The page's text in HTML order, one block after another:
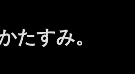
たすみ。